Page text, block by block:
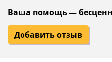
Ваша помощь —
Добавить отзыв